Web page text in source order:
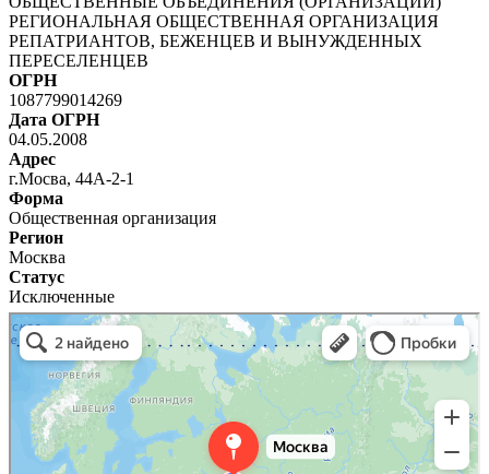
РЕГИОНАЛЬНАЯ ОБЩЕСТВЕННАЯ ОРГАНИЗАЦИЯ
РЕПАТРИАНТОВ, БЕЖЕНЦЕВ И ВЫНУЖДЕННЫХ
ПЕРЕСЕЛЕНЦЕВ
ОГРН
1087799014269
Дата ОГРН
04.05.2008
Адрес
г.Мосва, 44А-2-1
Форма
Общественная организация
Регион
Москва
Статус
Исключенные